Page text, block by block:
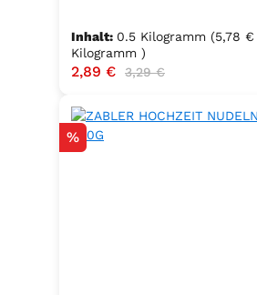
Inhalt: 0.5 Kilogramm (5,78 €
Kilogramm )
Verkaufspreis:
2,89 € Regulärer Preis:
3,29 €
Rabatt
%